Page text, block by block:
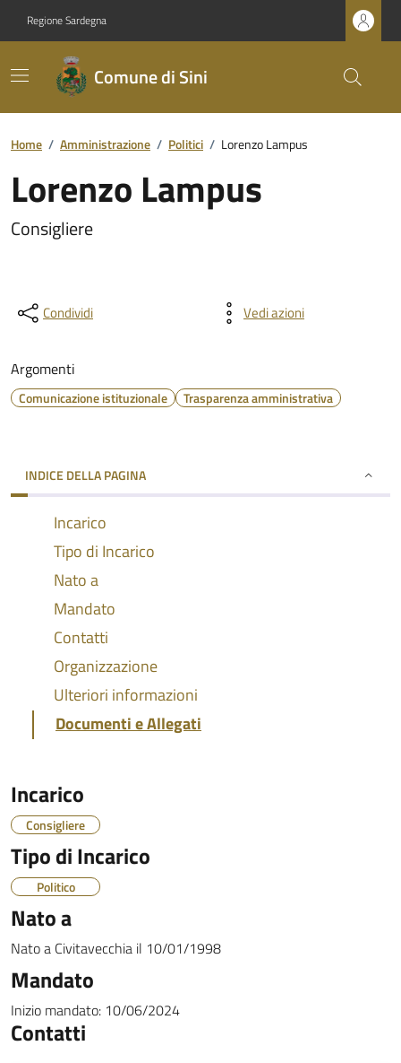
Regione Sardegna
Comune di Sini
Home / Amministrazione / Politici / Lorenzo Lampus
Lorenzo Lampus
Consigliere
Condividi Vedi azioni
Argomenti
Comunicazione istituzionale Trasparenza amministrativa
INDICE DELLA PAGINA
Incarico
Tipo di Incarico
Nato a
Mandato
Contatti
Organizzazione
Ulteriori informazioni
Documenti e Allegati
Incarico
Consigliere
Tipo di Incarico
Politico
Nato a
Nato a Civitavecchia il 10/01/1998
Mandato
Inizio mandato: 10/06/2024
Contatti